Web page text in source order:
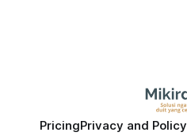
PricingPrivacy and Policy